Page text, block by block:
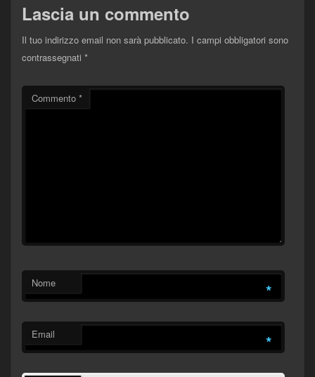
Lascia un commento
Il tuo indirizzo email non sarà pubblicato. I campi obbligatori sono
contrassegnati *
Commento *
Nome *
Email *